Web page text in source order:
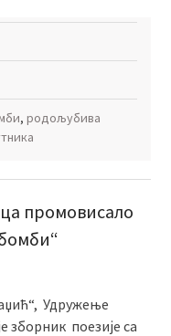
, родољубива
промовисало
Удружење
зборник поезије са